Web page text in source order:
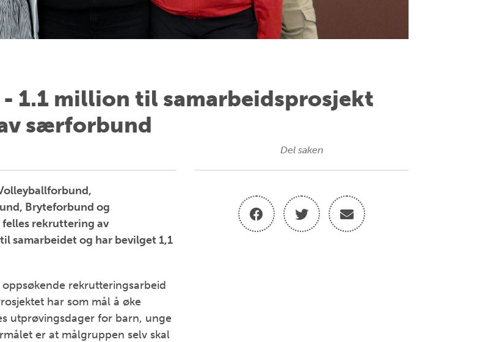
1.1 million til samarbeidsprosjekt
særforbund
Bryteforbund og
rekruttering av
samarbeidet og har bevilget 1,1
rekrutteringsarbeid
har som mål å øke
utprøvingsdager for barn, unge
er at målgruppen selv skal
Del saken